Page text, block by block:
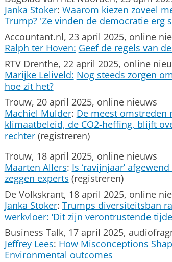
Janka Stoker: Waarom kiezen zoveel
Trump? 'Ze vinden de democratie erg
Accountant.nl, 23 april 2025, online
Ralph ter Hoven: Geef de regels van
RTV Drenthe, 22 april 2025, online
Marijke Leliveld: Nog steeds zorgen
hoe zit het?
Trouw, 20 april 2025, online nieuws
Machiel Mulder: De meest omstreden
klimaatbeleid, de CO2-heffing, blijft
rechter(registreren)
Trouw, 18 april 2025, online nieuws
Maarten Allers: Is ‘ravijnjaar’
zeggen experts (registreren)
De Volkskrant, 18 april 2025, online
Janka Stoker: Trumps diversiteitsban
werkvloer: ‘Dit zijn verontrustende
Business Talk, 17 april 2025,
Jeffrey Lees: How Misconceptions
Environmental outcomes